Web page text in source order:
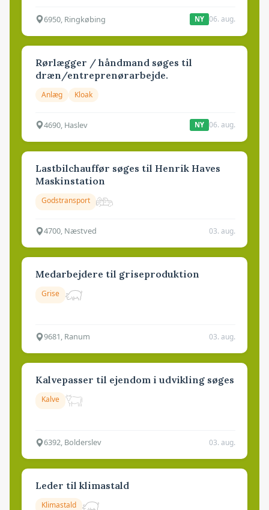
6950, Ringkøbing NY 06. aug.
Rørlægger / håndmand søges til
dræn/entreprenørarbejde.
Anlæg Kloak
4690, Haslev NY 06. aug.
Lastbilchauffør søges til Henrik Haves
Maskinstation
Godstransport
4700, Næstved 03. aug.
Medarbejdere til griseproduktion
Grise
9681, Ranum 03. aug.
Kalvepasser til ejendom i udvikling søges
Kalve
6392, Bolderslev 03. aug.
Leder til klimastald
Klimastald